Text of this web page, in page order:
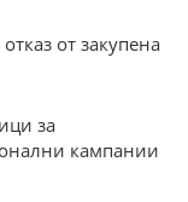
от закупена
за
кампании